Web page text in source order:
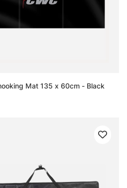
Mat 135 x 60cm - Black